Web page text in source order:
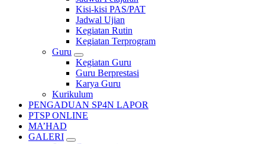
Kisi-kisi PAS/PAT
Jadwal Ujian
Kegiatan Rutin
Kegiatan Terprogram
Guru
Kegiatan Guru
Guru Berprestasi
Karya Guru
Kurikulum
PENGADUAN SP4N LAPOR
PTSP ONLINE
MA’HAD
GALERI